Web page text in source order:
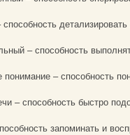
способность
– способность
понимание – способность
– способность быстро
запоминать и